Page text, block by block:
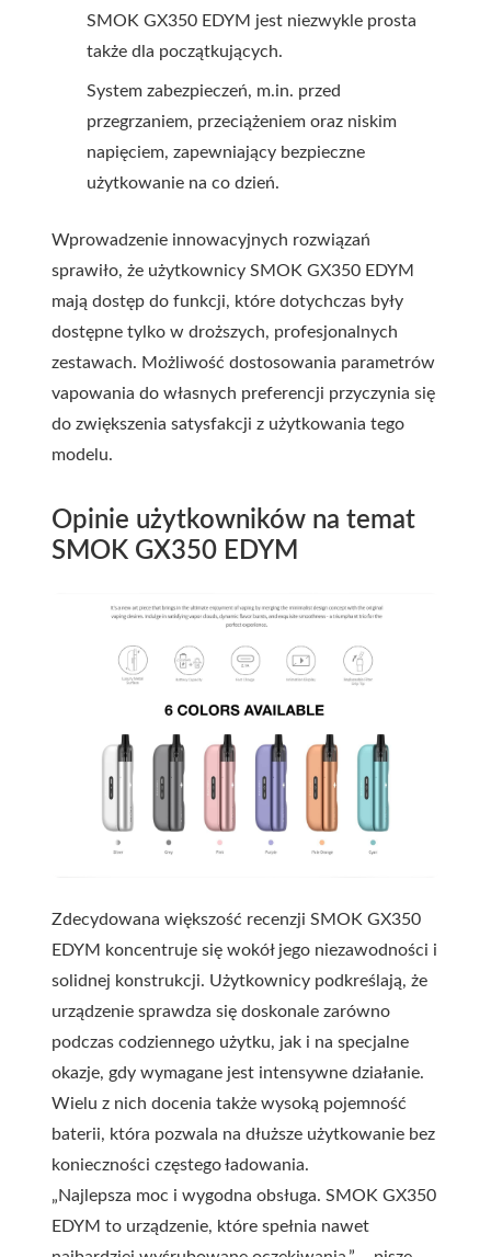
SMOK GX350 EDYM jest niezwykle prosta
także dla początkujących.
System zabezpieczeń, m.in. przed
przegrzaniem, przeciążeniem oraz niskim
napięciem, zapewniający bezpieczne
użytkowanie na co dzień.
Wprowadzenie innowacyjnych rozwiązań
sprawiło, że użytkownicy SMOK GX350 EDYM
mają dostęp do funkcji, które dotychczas były
dostępne tylko w droższych, profesjonalnych
zestawach. Możliwość dostosowania parametrów
vapowania do własnych preferencji przyczynia się
do zwiększenia satysfakcji z użytkowania tego
modelu.
Opinie użytkowników na temat
SMOK GX350 EDYM
Zdecydowana większość recenzji SMOK GX350
EDYM koncentruje się wokół jego niezawodności i
solidnej konstrukcji. Użytkownicy podkreślają, że
urządzenie sprawdza się doskonale zarówno
podczas codziennego użytku, jak i na specjalne
okazje, gdy wymagane jest intensywne działanie.
Wielu z nich docenia także wysoką pojemność
baterii, która pozwala na dłuższe użytkowanie bez
konieczności częstego ładowania.
„Najlepsza moc i wygodna obsługa. SMOK GX350
EDYM to urządzenie, które spełnia nawet